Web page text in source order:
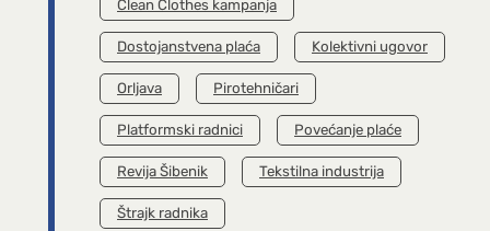
Clean Clothes kampanja
Dostojanstvena plaća Kolektivni ugovor
Orljava Pirotehničari
Platformski radnici Povećanje plaće
Revija Šibenik Tekstilna industrija
Štrajk radnika